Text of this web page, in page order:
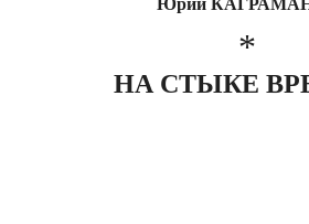
Юрий
*
НА СТЫКЕ